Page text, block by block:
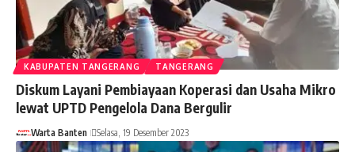
KABUPATEN TANGERANG TANGERANG
Diskum Layani Pembiayaan Koperasi dan Usaha Mikro
lewat UPTD Pengelola Dana Bergulir
Warta Banten Selasa, 19 Desember 2023